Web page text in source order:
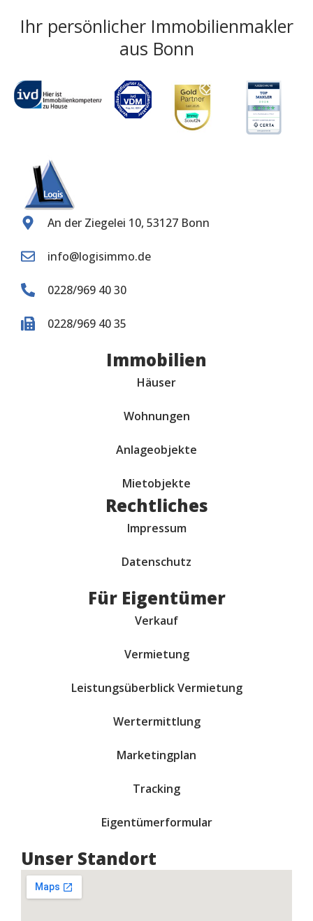
Ihr persönlicher Immobilienmakler
aus Bonn
An der Ziegelei 10, 53127 Bonn
info@logisimmo.de
0228/969 40 30
0228/969 40 35
Immobilien
Häuser
Wohnungen
Anlageobjekte
Mietobjekte
Rechtliches
Impressum
Datenschutz
Für Eigentümer
Verkauf
Vermietung
Leistungsüberblick Vermietung
Wertermittlung
Marketingplan
Tracking
Eigentümerformular
Unser Standort